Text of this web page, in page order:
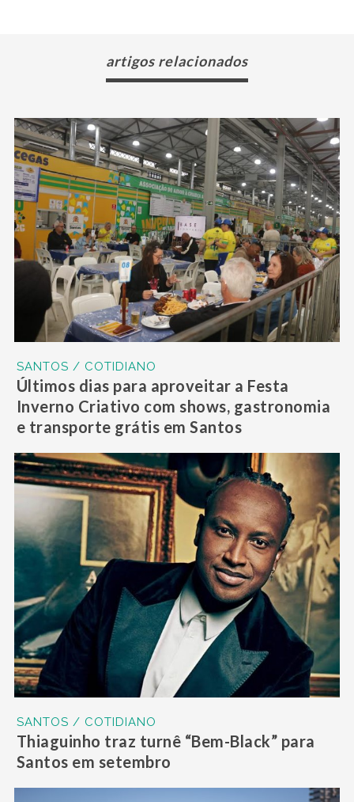
artigos relacionados
SANTOS / COTIDIANO
Últimos dias para aproveitar a Festa
Inverno Criativo com shows, gastronomia
e transporte grátis em Santos
SANTOS / COTIDIANO
Thiaguinho traz turnê “Bem-Black” para
Santos em setembro